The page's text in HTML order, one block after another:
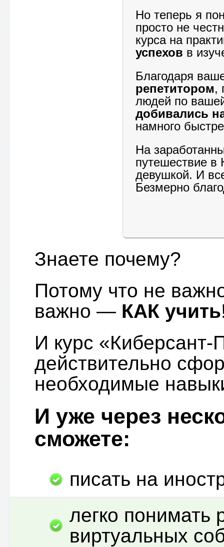
Но теперь я
просто не
курса на
успехов в
Благодаря
репетитором,
людей по
добивались
намного
На
путешествие в
девушкой. И
Безмерно
Знаете почему?
Потому что не
важно — КАК учить
И курс
действительно
необходимые
И уже через
сможете:
писать на
легко понимать
виртуальных